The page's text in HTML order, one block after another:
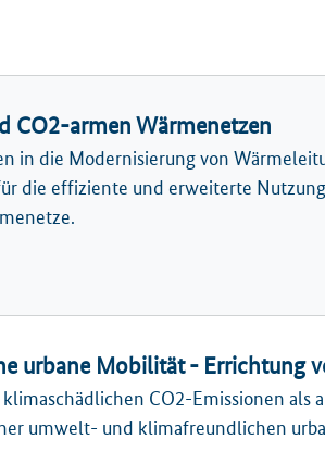
CO2-armen Wärmenetzen
in die Modernisierung von
die effiziente und erweiterte
urbane Mobilität - Errichtung
CO2-Emissionen als
umwelt- und klimafreundlichen